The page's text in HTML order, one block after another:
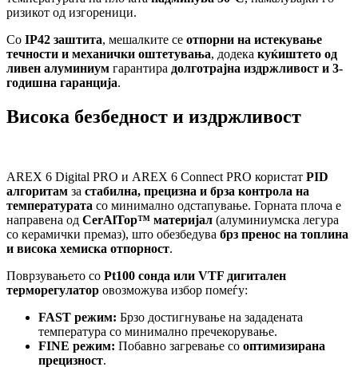
ризикот од изгореници.
Со IP42 заштита, мешалките се отпорни на истекување
течности и механички оштетувања, додека куќиштето од
ливен алуминиум гарантира долготрајна издржливост и 3-
годишна гаранција.
Висока безбедност и издржливост
AREX 6 Digital PRO и AREX 6 Connect PRO користат PID
алгоритам за стабилна, прецизна и брза контрола на
температурата со минимално одстапување. Горната плоча е
направена од CerAlTop™ материјал (алуминиумска легура
со керамички премаз), што обезбедува брз пренос на топлина
и висока хемиска отпорност.
Поврзувањето со Pt100 сонда или VTF дигитален
терморегулатор овозможува избор помеѓу:
FAST режим: Брзо достигнување на зададената
температура со минимално пречекорување.
FINE режим: Побавно загревање со оптимизирана
прецизност.